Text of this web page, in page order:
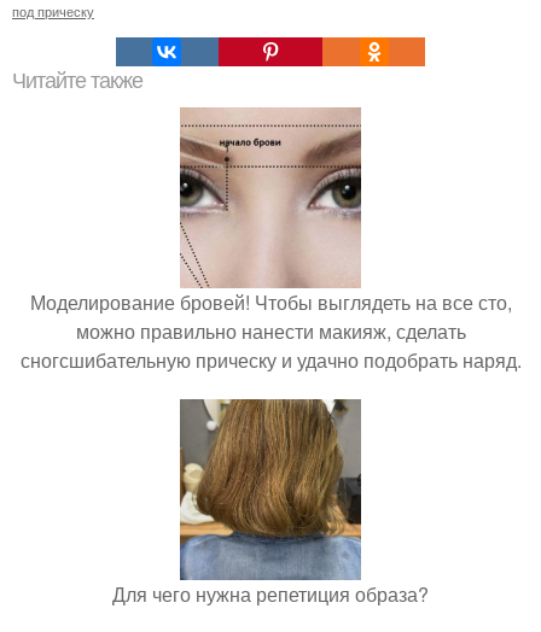
под прическу
Читайте также
Моделирование бровей! Чтобы выглядеть на все сто,
можно правильно нанести макияж, сделать
сногсшибательную прическу и удачно подобрать наряд.
Для чего нужна репетиция образа?